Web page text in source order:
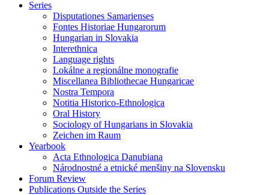
Series
Disputationes Samarienses
Fontes Historiae Hungarorum
Hungarian in Slovakia
Interethnica
Language rights
Lokálne a regionálne monografie
Miscellanea Bibliothecae Hungaricae
Nostra Tempora
Notitia Historico-Ethnologica
Oral History
Sociology of Hungarians in Slovakia
Zeichen im Raum
Yearbook
Acta Ethnologica Danubiana
Národnostné a etnické menšiny na Slovensku
Forum Review
Publications Outside the Series